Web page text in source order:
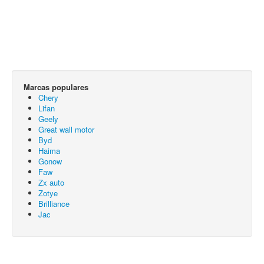
Marcas populares
Chery
Lifan
Geely
Great wall motor
Byd
Haima
Gonow
Faw
Zx auto
Zotye
Brilliance
Jac